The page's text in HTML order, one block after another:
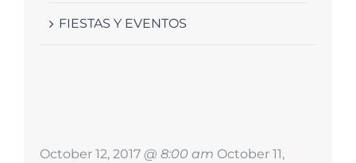
FIESTAS Y EVENTOS
October 12, 2017 @ 8:00 am October 11,